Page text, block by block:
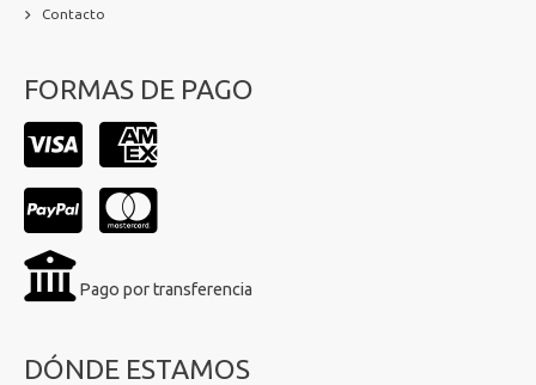
Contacto
FORMAS DE PAGO
Pago por transferencia
DÓNDE ESTAMOS